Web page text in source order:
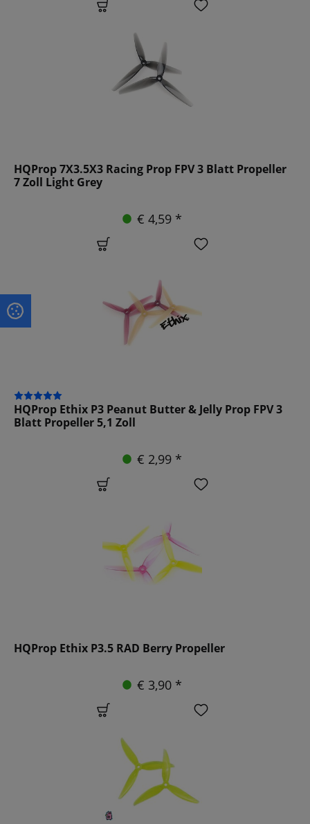
HQProp 7X3.5X3 Racing Prop FPV 3 Blatt Propeller
7 Zoll Light Grey
€ 4,59 *
HQProp Ethix P3 Peanut Butter & Jelly Prop FPV 3
Blatt Propeller 5,1 Zoll
€ 2,99 *
HQProp Ethix P3.5 RAD Berry Propeller
€ 3,90 *